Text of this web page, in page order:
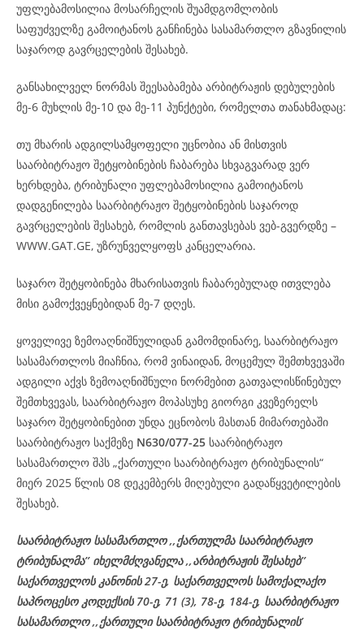
უფლებამოსილია მოსარჩელის შუამდგომლობის
საფუძველზე გამოიტანოს განჩინება სასამართლო გზავნილის
საჯაროდ გავრცელების შესახებ.
განსახილველ ნორმას შეესაბამება არბიტრაჟის დებულების
მე-6 მუხლის მე-10 და მე-11 პუნქტები, რომელთა თანახმადაც:
თუ მხარის ადგილსამყოფელი უცნობია ან მისთვის
საარბიტრაჟო შეტყობინების ჩაბარება სხვაგვარად ვერ
ხერხდება, ტრიბუნალი უფლებამოსილია გამოიტანოს
დადგენილება საარბიტრაჟო შეტყობინების საჯაროდ
გავრცელების შესახებ, რომლის განთავსებას ვებ-გვერდზე –
WWW.GAT.GE, უზრუნველყოფს კანცელარია.
საჯარო შეტყობინება მხარისათვის ჩაბარებულად ითვლება
მისი გამოქვეყნებიდან მე-7 დღეს.
ყოველივე ზემოაღნიშნულიდან გამომდინარე, საარბიტრაჟო
სასამართლოს მიაჩნია, რომ ვინაიდან, მოცემულ შემთხვევაში
ადგილი აქვს ზემოაღნიშნული ნორმებით გათვალისწინებულ
შემთხვევას, საარბიტრაჟო მოპასუხე გიორგი კვეზერელს
საჯარო შეტყობინებით უნდა ეცნობოს მასთან მიმართებაში
საარბიტრაჟო საქმეზე N630/077-25 საარბიტრაჟო
სასამართლო შპს „ქართული საარბიტრაჟო ტრიბუნალის“
მიერ 2025 წლის 08 დეკემბერს მიღებული გადაწყვეტილების
შესახებ.
საარბიტრაჟო სასამართლო ,,ქართულმა საარბიტრაჟო
ტრიბუნალმა’’ იხელმძღვანელა ,,არბიტრაჟის შესახებ’’
საქართველოს კანონის 27-ე, საქართველოს სამოქალაქო
საპროცესო კოდექსის 70-ე, 71 (3), 78-ე, 184-ე, საარბიტრაჟო
სასამართლო ,,ქართული საარბიტრაჟო ტრიბუნალის’